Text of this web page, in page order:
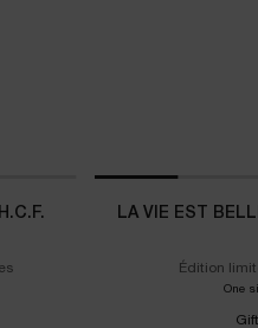
Soin Rénergie H.C.F. Triple Serum 50ml
LA VIE EST
Édition
One